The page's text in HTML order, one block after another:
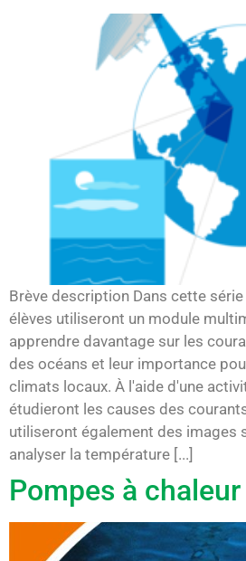
Brève description Dans cette
élèves utiliseront un module
apprendre davantage sur les
des océans et leur importance
climats locaux. À l'aide d'une
étudieront les causes des
utiliseront également des images
analyser la température [...]
Pompes à